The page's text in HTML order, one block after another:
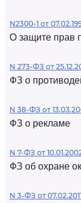
N2300-1 от
О защите прав
N 273-ФЗ от
ФЗ о
N 38-ФЗ от
ФЗ о рекламе
N 7-ФЗ от
ФЗ об охране
N 3-ФЗ от